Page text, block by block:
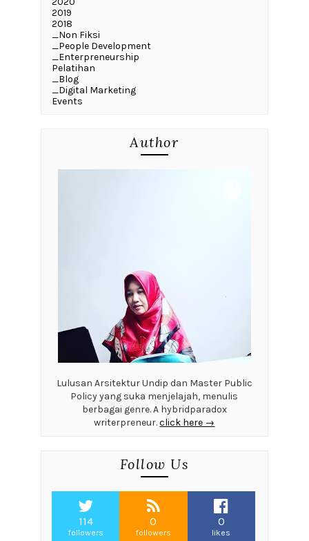
2019
2018
_Non Fiksi
_People Development
_Enterpreneurship
Pelatihan
_Blog
_Digital Marketing
Events
Author
Lulusan Arsitektur Undip dan Master Public
Policy yang suka menjelajah, menulis
berbagai genre. A hybridparadox
writerpreneur.click here →
Follow Us
114
followers
0
followers
0
likes